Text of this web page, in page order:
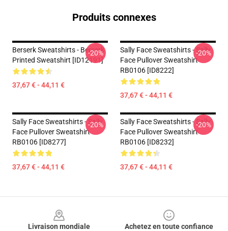
Produits connexes
Berserk Sweatshirts - Berserk
Printed Sweatshirt [ID12191]
37,67 € - 44,11 €
-20%
Sally Face Sweatshirts - Sally
Face Pullover Sweatshirt
RB0106 [ID8222]
37,67 € - 44,11 €
-20%
Sally Face Sweatshirts - Sally
Face Pullover Sweatshirt
RB0106 [ID8277]
37,67 € - 44,11 €
-20%
Sally Face Sweatshirts - Sally
Face Pullover Sweatshirt
RB0106 [ID8232]
37,67 € - 44,11 €
-20%
Livraison mondiale
Achetez en toute confiance